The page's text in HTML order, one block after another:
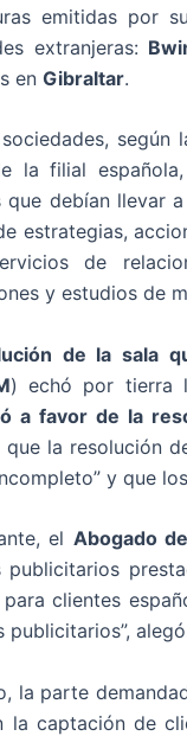
emitidas por
extranjeras:
en Gibraltar.
según
la filial
que debían llevar
estrategias,
de
y estudios de
de la sala
) echó por tierra
a favor de la
que la resolución
y que
el Abogado
publicitarios
para clientes
publicitarios”,
la parte
la captación de